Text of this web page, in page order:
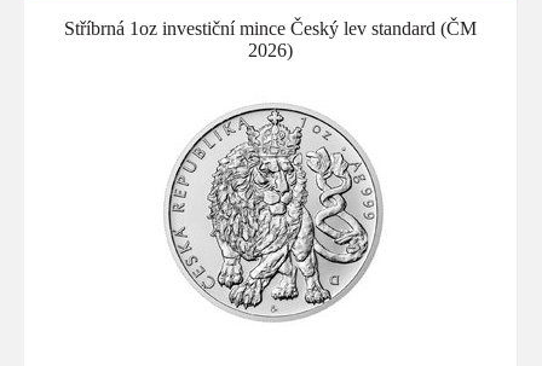
Stříbrná 1oz investiční mince Český lev standard (ČM
2026)